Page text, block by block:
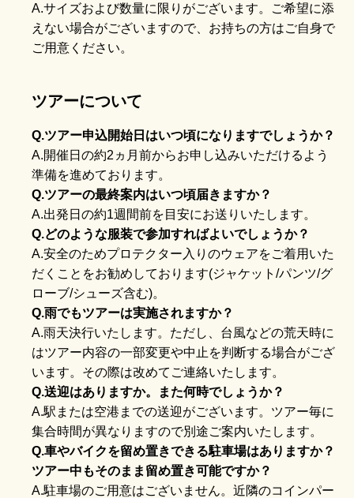
A.サイズおよび数量に限りがございます。ご希望に添
えない場合がございますので、お持ちの方はご自身で
ご用意ください。
ツアーについて
Q.ツアー申込開始日はいつ頃になりますでしょうか？
A.開催日の約2ヵ月前からお申し込みいただけるよう
準備を進めております。
Q.ツアーの最終案内はいつ頃届きますか？
A.出発日の約1週間前を目安にお送りいたします。
Q.どのような服装で参加すればよいでしょうか？
A.安全のためプロテクター入りのウェアをご着用いた
だくことをお勧めしております(ジャケット/パンツ/グ
ローブ/シューズ含む)。
Q.雨でもツアーは実施されますか？
A.雨天決行いたします。ただし、台風などの荒天時に
はツアー内容の一部変更や中止を判断する場合がござ
います。その際は改めてご連絡いたします。
Q.送迎はありますか。また何時でしょうか？
A.駅または空港までの送迎がございます。ツアー毎に
集合時間が異なりますので別途ご案内いたします。
Q.車やバイクを留め置きできる駐車場はありますか？
ツアー中もそのまま留め置き可能ですか？
A.駐車場のご用意はございません。近隣のコインパー